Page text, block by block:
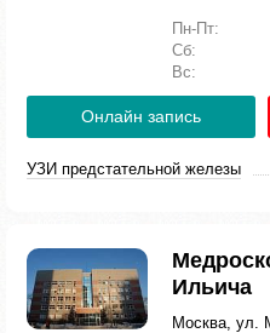
Пн-Пт:
Сб:
Вс:
Онлайн запись
УЗИ предстательной железы
Ильича
Москва, ул.